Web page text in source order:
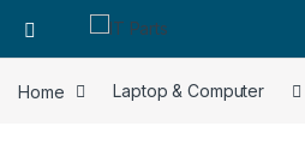
Home Laptop & Computer